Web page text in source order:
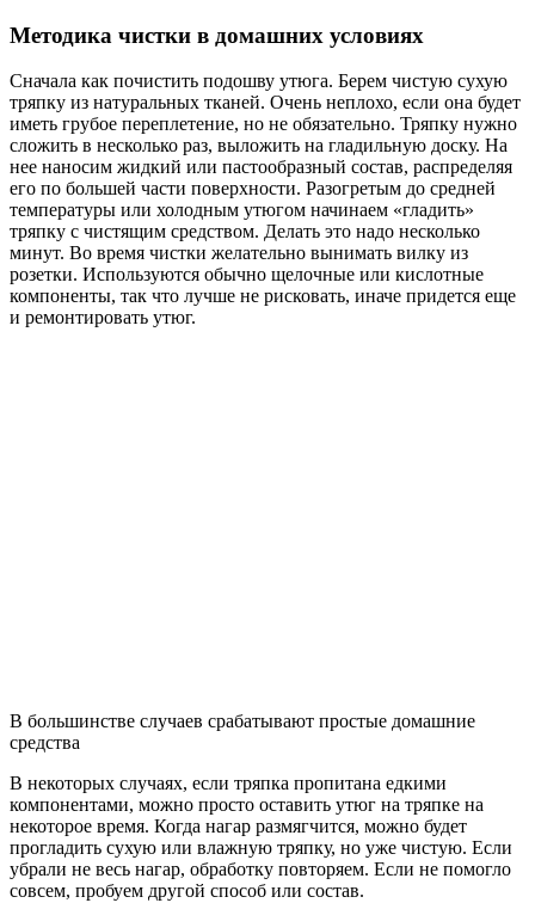
Методика чистки в домашних условиях
Сначала как почистить подошву утюга. Берем чистую сухую
тряпку из натуральных тканей. Очень неплохо, если она будет
иметь грубое переплетение, но не обязательно. Тряпку нужно
сложить в несколько раз, выложить на гладильную доску. На
нее наносим жидкий или пастообразный состав, распределяя
его по большей части поверхности. Разогретым до средней
температуры или холодным утюгом начинаем «гладить»
тряпку с чистящим средством. Делать это надо несколько
минут. Во время чистки желательно вынимать вилку из
розетки. Используются обычно щелочные или кислотные
компоненты, так что лучше не рисковать, иначе придется еще
и ремонтировать утюг.
В большинстве случаев срабатывают простые домашние
средства
В некоторых случаях, если тряпка пропитана едкими
компонентами, можно просто оставить утюг на тряпке на
некоторое время. Когда нагар размягчится, можно будет
прогладить сухую или влажную тряпку, но уже чистую. Если
убрали не весь нагар, обработку повторяем. Если не помогло
совсем, пробуем другой способ или состав.